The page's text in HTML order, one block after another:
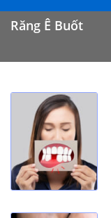
Răng Ê Buốt